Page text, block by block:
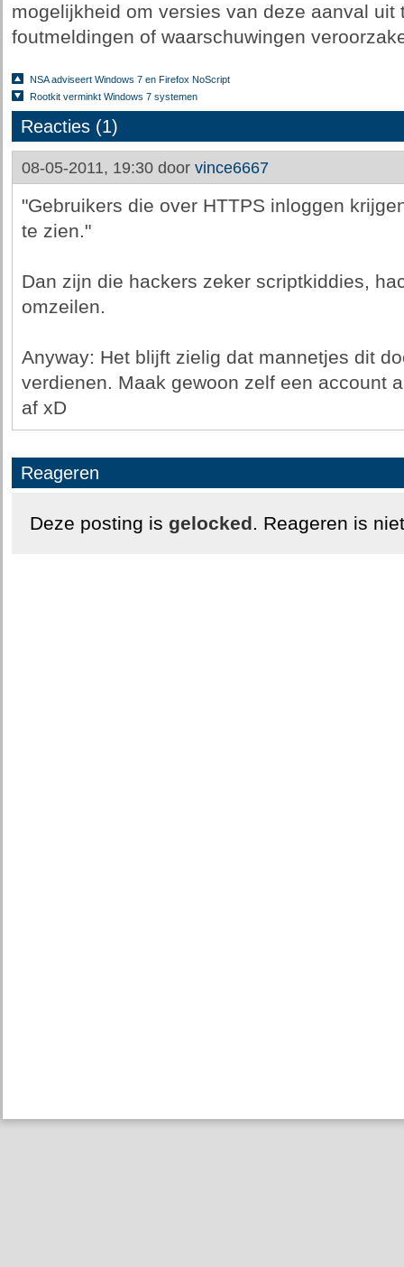
mogelijkheid om versies van deze aanval uit
foutmeldingen of waarschuwingen
NSA adviseert Windows 7 en Firefox NoScript
Rootkit verminkt Windows 7 systemen
Reacties (1)
08-05-2011, 19:30 door vince6667
"Gebruikers die over HTTPS inloggen
te zien."
Dan zijn die hackers zeker scriptkiddies,
omzeilen.
Anyway: Het blijft zielig dat mannetjes dit
verdienen. Maak gewoon zelf een account
af xD
Reageren
Deze posting is gelocked. Reageren is